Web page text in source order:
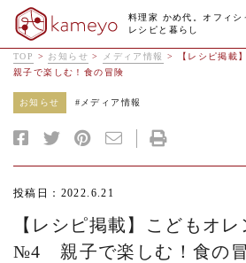
料理家 かめ代。オフィシ
レシピと暮らし
TOP > お知らせ > メディア情報 >
【レシピ掲
親子で楽しむ！食の冒険
お知らせ # メディア情報
投稿日：2022.6.21
【レシピ掲載】こどもオ
№4 親子で楽しむ！食の